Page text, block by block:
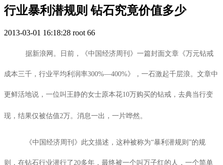
行业暴利潜规则 钻石究竟价值多少
2013-03-01 16:18:28 root 66
据新浪网。日前，《中国经济周刊》一篇封面文章《万元钻戒
成本三千，行业平均利润率300%—400%》，一石激起千层浪。文章中
更鲜活地说，一位叫王静的女士原本花10万购买的钻戒，去典当行变
现，结果仅被估值2万。消息一出，一片哗然。
《中国经济周刊》此文描述，这种被称为“暴利潜规则”的规
则，在钻石行业潜行了 20多年，最终被一个叫万子红的人，一个简单